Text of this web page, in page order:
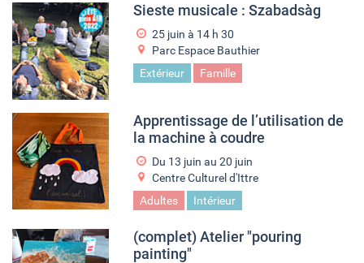
Sieste musicale : Szabadsàg
25 juin à 14 h 30
Parc Espace Bauthier
Extérieur
Famille
Apprentissage de l’utilisation de
la machine à coudre
Du 13 juin au 20 juin
Centre Culturel d'Ittre
Adultes
Intérieur
(complet) Atelier "pouring
painting"